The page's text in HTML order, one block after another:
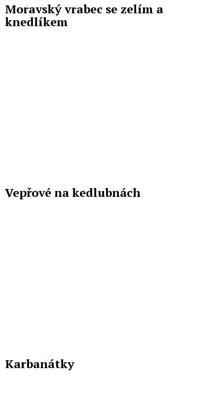
Moravský vrabec se zelím a
knedlíkem
Vepřové na kedlubnách
Karbanátky